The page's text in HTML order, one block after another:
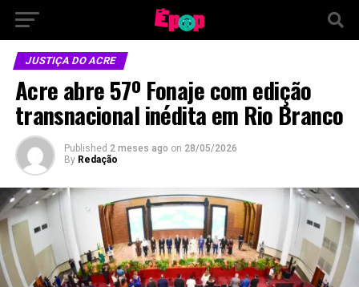
JUSTIÇA DO ACRE
Acre abre 57º Fonaje com edição
transnacional inédita em Rio Branco
Published 2 meses ago on 28/05/2026
By Redação